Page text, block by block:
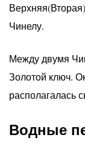
Чинелу.
Между двумя
Золотой ключ.
располагалась
Водные